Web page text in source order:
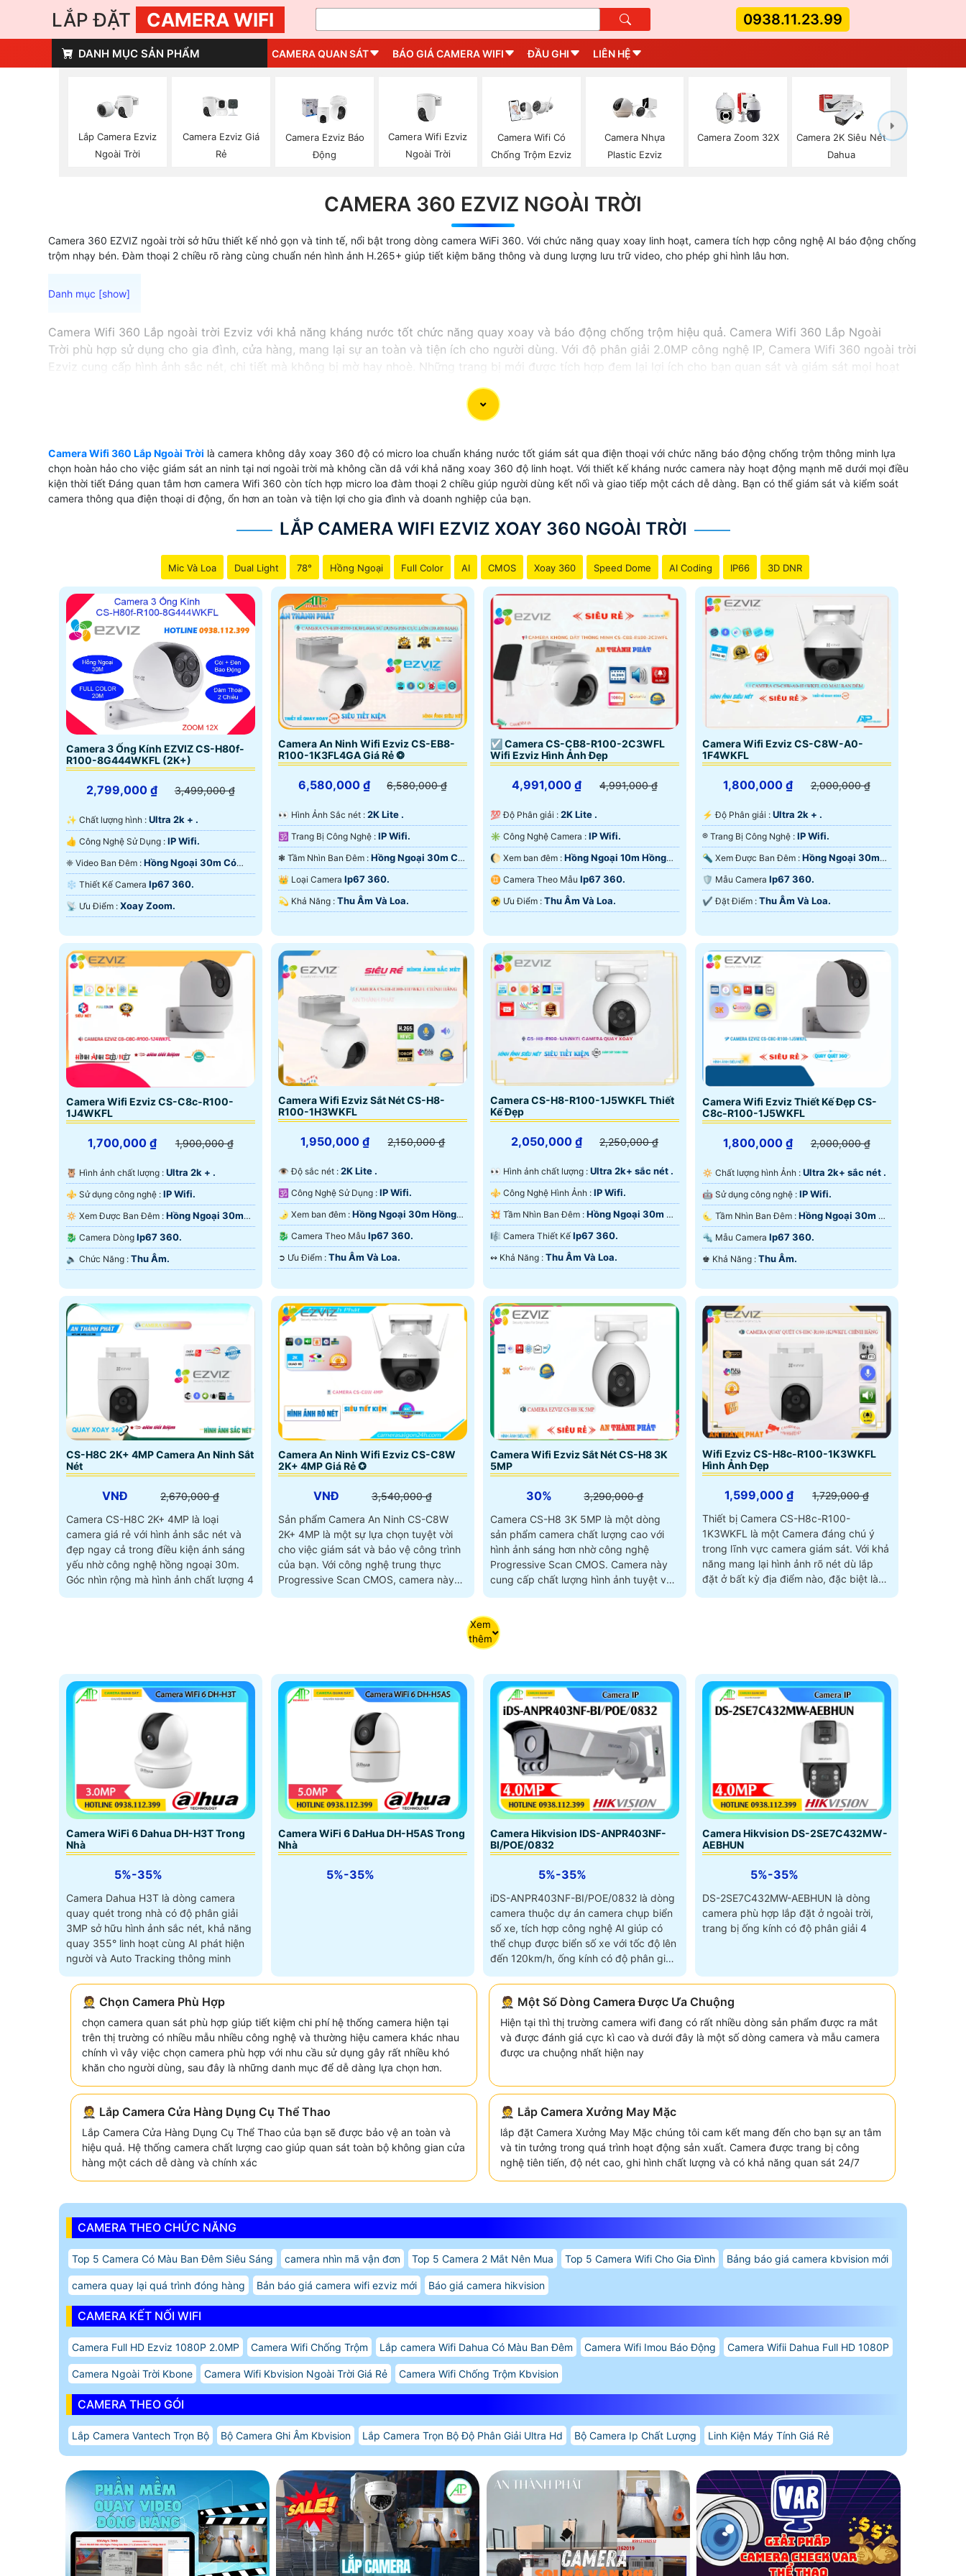
LẮP ĐẶT CAMERA WIFI 0938.11.23.99
DANH MỤC SẢN PHẨM CAMERA QUAN SÁT BÁO GIÁ CAMERA WIFI ĐẦU GHI LIÊN HỆ
Lắp Camera Ezviz
Ngoài Trời
Camera Ezviz Giá
Rẻ
Camera Ezviz Báo
Động
Camera Wifi Ezviz
Ngoài Trời
Camera Wifi Có
Chống Trộm Ezviz
Camera Nhựa
Plastic Ezviz
Camera Zoom 32X
Camera 2K Siêu Nét
Dahua
CAMERA 360 EZVIZ NGOÀI TRỜI
Camera 360 EZVIZ ngoài trời sở hữu thiết kế nhỏ gọn và tinh tế, nổi bật trong dòng camera WiFi 360. Với chức năng quay xoay linh hoạt, camera tích hợp công nghệ AI báo động chống
trộm nhạy bén. Đàm thoại 2 chiều rõ ràng cùng chuẩn nén hình ảnh H.265+ giúp tiết kiệm băng thông và dung lượng lưu trữ video, cho phép ghi hình lâu hơn.
Camera Wifi 360 Lắp ngoài trời Ezviz với khả năng kháng nước tốt chức năng quay xoay và báo động chống trộm hiệu quả. Camera Wifi 360 Lắp Ngoài
Trời phù hợp sử dụng cho gia đình, cửa hàng, mang lại sự an toàn và tiện ích cho người dùng. Với độ phân giải 2.0MP công nghệ IP, Camera Wifi 360 ngoài trời
Ezviz cung cấp hình ảnh sắc nét, chi tiết mà không bị mờ hay nhoè. Những trang bị mới được tích hợp đem lại lợi ích cho bạn quan sát và giám sát mọi hoạt
sự lựa chọn thông minh, tiết kiệm chi phí và mang lại hiệu quả lớn cho việc bảo vệ gia đình và cửa hàng của bạn.
'Camera Wifi 360 Lắp Ngoài Trời là camera không dây xoay 360 độ có micro loa chuẩn kháng nước tốt giám sát qua điện thoại với chức năng báo động chống trộm thông minh lựa
chọn hoàn hảo cho việc giám sát an ninh tại nơi ngoài trời mà không cần dâ với khả năng xoay 360 độ linh hoạt. Với thiết kế kháng nước camera này hoạt động mạnh mẽ dưới mọi điều
kiện thời tiết Đáng quan tâm hơn camera Wifi 360 còn tích hợp micro loa đàm thoại 2 chiều giúp người dùng kết nối và giao tiếp một cách dễ dàng. Bạn có thể giám sát và kiểm soát
camera thông qua điện thoại di động, ổn hơn an toàn và tiện lợi cho gia đình và doanh nghiệp của bạn.
LẮP CAMERA WIFI EZVIZ XOAY 360 NGOÀI TRỜI
Mic Và Loa Dual Light 78° Hồng Ngoại Full Color AI CMOS Xoay 360 Speed Dome AI Coding IP66 3D DNR
Camera 3 Ống Kính EZVIZ CS-H80f-
R100-8G444WKFL (2K+)
2,799,000 ₫ 3,499,000 ₫
✨ Chất lượng hình : Ultra 2k + .
👍 Công Nghệ Sử Dụng : IP Wifi.
❈ Video Ban Đêm : Hồng Ngoại 30m Có
Màu Ban Ðêm.
❄ Thiết Kế Camera Ip67 360.
️📡 Ưu Điểm : Xoay Zoom.
Camera An Ninh Wifi Ezviz CS-EB8-
R100-1K3FL4GA Giá Rẻ ❂
6,580,000 ₫ 6,580,000 ₫
️👀 Hình Ảnh Sắc nét : 2K Lite .
🕉️ Trang Bị Công Nghệ : IP Wifi.
❃ Tầm Nhìn Ban Đêm : Hồng Ngoại 30m Có
Màu Ban Đêm.
👑 Loại Camera Ip67 360.
️💫 Khả Năng : Thu Âm Và Loa.
☑ Camera CS-CB8-R100-2C3WFL
Wifi Ezviz Hình Ảnh Đẹp
4,991,000 ₫ 4,991,000 ₫
💯 Độ Phân giải : 2K Lite .
✳️ Công Nghệ Camera : IP Wifi.
🌔 Xem ban đêm : Hồng Ngoại 10m Hồng
Ngoại Smart IR.
♊ Camera Theo Mẫu Ip67 360.
️☣️ Ưu Điểm : Thu Âm Và Loa.
Camera Wifi Ezviz CS-C8W-A0-
1F4WKFL
1,800,000 ₫ 2,000,000 ₫
️⚡ Độ Phân giải : Ultra 2k + .
®️ Trang Bị Công Nghệ : IP Wifi.
🔦 Xem Được Ban Đêm : Hồng Ngoại 30m
Hồng Ngoại SMD.
🛡 Mẫu Camera Ip67 360.
️✔️ Đặt Điểm : Thu Âm Và Loa.
Camera Wifi Ezviz CS-C8c-R100-
1J4WKFL
1,700,000 ₫ 1,900,000 ₫
🦉 Hình ảnh chất lượng : Ultra 2k + .
⚜️ Sử dụng công nghệ : IP Wifi.
🔅 Xem Được Ban Đêm : Hồng Ngoại 30m
Hồng Ngoại SMD.
🐉️ Camera Dòng Ip67 360.
️🔈 Chức Năng : Thu Âm.
Camera Wifi Ezviz Sắt Nét CS-H8-
R100-1H3WKFL
1,950,000 ₫ 2,150,000 ₫
👁 Độ sắc nét : 2K Lite .
🕉️ Công Nghệ Sử Dụng : IP Wifi.
🌛 Xem ban đêm : Hồng Ngoại 30m Hồng
Ngoại Smart IR.
🐉️ Camera Theo Mẫu Ip67 360.
️➲ Ưu Điểm : Thu Âm Và Loa.
Camera CS-H8-R100-1J5WKFL Thiết
Kế Đẹp
2,050,000 ₫ 2,250,000 ₫
️👀 Hình ảnh chất lượng : Ultra 2k+ sắc nét .
⚜️ Công Nghệ Hình Ảnh : IP Wifi.
💥 Tầm Nhìn Ban Đêm : Hồng Ngoại 30m Có
Màu Ban Đêm.
🎼️ Camera Thiết Kế Ip67 360.
️↭ Khả Năng : Thu Âm Và Loa.
Camera Wifi Ezviz Thiết Kế Đẹp CS-
C8c-R100-1J5WKFL
1,800,000 ₫ 2,000,000 ₫
🔅 Chất lượng hình Ảnh : Ultra 2k+ sắc nét .
🤖️ Sử dụng công nghệ : IP Wifi.
🌜 Tầm Nhìn Ban Đêm : Hồng Ngoại 30m Có
Màu Ban Đêm.
🔩 Mẫu Camera Ip67 360.
️♚ Khả Năng : Thu Âm.
CS-H8C 2K+ 4MP Camera An Ninh Sắt
Nét
VNĐ
2,670,000 ₫
Camera CS-H8C 2K+ 4MP là loại
camera giá rẻ với hình ảnh sắc nét và
đẹp ngay cả trong điều kiện ánh sáng
yếu nhờ công nghệ hồng ngoại 30m.
Góc nhìn rộng mà hình ảnh chất lượng 4
Camera An Ninh Wifi Ezviz CS-C8W
2K+ 4MP Giá Rẻ ✪
VNĐ
3,540,000 ₫
Sản phẩm Camera An Ninh CS-C8W
2K+ 4MP là một sự lựa chọn tuyệt vời
cho việc giám sát và bảo vệ công trình
của bạn. Với công nghệ trung thực
Progressive Scan CMOS, camera này
cho...
Camera Wifi Ezviz Sắt Nét CS-H8 3K
5MP
30%
3,290,000 ₫
Camera CS-H8 3K 5MP là một dòng
sản phẩm camera chất lượng cao với
hình ảnh sáng hơn nhờ công nghệ
Progressive Scan CMOS. Camera này
cung cấp chất lượng hình ảnh tuyệt vời,
đặc...
Wifi Ezviz CS-H8c-R100-1K3WKFL
Hình Ảnh Đẹp
1,599,000 ₫
1,729,000 ₫
Thiết bị Camera CS-H8c-R100-
1K3WKFL là một Camera đáng chú ý
trong lĩnh vực camera giám sát. Với khả
năng mang lại hình ảnh rõ nét dù lắp
đặt ở bất kỳ địa điểm nào, đặc biệt là
Xem
thêm
Camera WiFi 6 Dahua DH-H3T Trong
Nhà
5%-35%
Camera Dahua H3T là dòng camera
quay quét trong nhà có độ phân giải
3MP sở hữu hình ảnh sắc nét, khả năng
quay 355° linh hoạt cùng AI phát hiện
người và Auto Tracking thông minh
Camera WiFi 6 DaHua DH-H5AS Trong
Nhà
5%-35%
Camera Hikvision IDS-ANPR403NF-
BI/POE/0832
5%-35%
iDS-ANPR403NF-BI/POE/0832 là dòng
camera thuộc dự án camera chụp biển
số xe, tích hợp công nghệ AI giúp có
thể chụp được biển số xe với tốc độ lên
đến 120km/h, ống kính có độ phân giải
Camera Hikvision DS-2SE7C432MW-
AEBHUN
5%-35%
DS-2SE7C432MW-AEBHUN là dòng
camera phù hợp lắp đặt ở ngoài trời,
trang bị ống kính có độ phân giải 4
🤵 Chọn Camera Phù Hợp
chọn camera quan sát phù hợp giúp tiết kiệm chi phí hệ thống camera hiện tại
trên thị trường có nhiều mẫu nhiều công nghệ và thường hiệu camera khác nhau
chính vì vây việc chọn camera phù hợp với nhu cầu sử dụng gây rất nhiều khó
khăn cho người dùng, sau đây là những danh mục để dễ dàng lựa chọn hơn.
🤵 Một Số Dòng Camera Được Ưa Chuộng
Hiện tại thì thị trường camera wifi đang có rất nhiều dòng sản phẩm được ra mắt
và được đánh giá cực kì cao và dưới đây là một số dòng camera và mẫu camera
được ưa chuộng nhất hiện nay
🤵 Lắp Camera Cửa Hàng Dụng Cụ Thể Thao
Lắp Camera Cửa Hàng Dụng Cụ Thể Thao của bạn sẽ được bảo vệ an toàn và
hiệu quả. Hệ thống camera chất lượng cao giúp quan sát toàn bộ không gian cửa
hàng một cách dễ dàng và chính xác
🤵 Lắp Camera Xưởng May Mặc
lắp đặt Camera Xưởng May Mặc chúng tôi cam kết mang đến cho bạn sự an tâm
và tin tưởng trong quá trình hoạt động sản xuất. Camera được trang bị công
nghệ tiên tiến, độ nét cao, ghi hình chất lượng và có khả năng quan sát 24/7
CAMERA THEO CHỨC NĂNG
Top 5 Camera Có Màu Ban Đêm Siêu Sáng camera nhìn mã vận đơn Top 5 Camera 2 Mắt Nên Mua Top 5 Camera Wifi Cho Gia Đình Bảng báo giá camera kbvision mới
camera quay lại quá trình đóng hàng Bản báo giá camera wifi ezviz mới Báo giá camera hikvision
CAMERA KẾT NỐI WIFI
Camera Full HD Ezviz 1080P 2.0MP Camera Wifi Chống Trộm Lắp camera Wifi Dahua Có Màu Ban Đêm Camera Wifi Imou Báo Động Camera Wifii Dahua Full HD 1080P
Camera Ngoài Trời Kbone Camera Wifi Kbvision Ngoài Trời Giá Rẻ Camera Wifi Chống Trộm Kbvision
CAMERA THEO GÓI
Lắp Camera Vantech Trọn Bộ Bộ Camera Ghi Âm Kbvision Lắp Camera Trọn Bộ Độ Phân Giải Ultra Hd Bộ Camera Ip Chất Lượng Linh Kiện Máy Tính Giá Rẻ